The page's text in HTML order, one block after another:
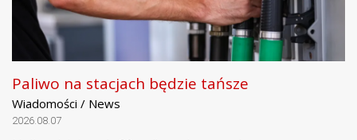
Paliwo na stacjach będzie tańsze
Wiadomości / News
2026.08.07